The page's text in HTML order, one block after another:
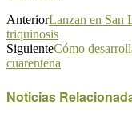
AnteriorLanzan en San
triquinosis
SiguienteCómo
cuarentena
Noticias